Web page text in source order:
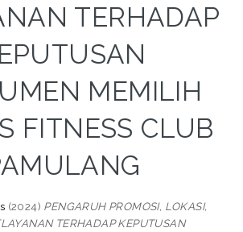
TERHADAP
MEMILIH
FITNESS CLUB
(2024) PENGARUH PROMOSI, LOKASI,
TERHADAP KEPUTUSAN